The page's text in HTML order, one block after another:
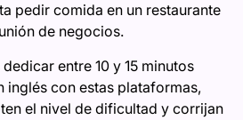
pedir comida en un restaurante
de negocios.
entre 10 y 15 minutos
inglés con estas plataformas,
el nivel de dificultad y corrijan